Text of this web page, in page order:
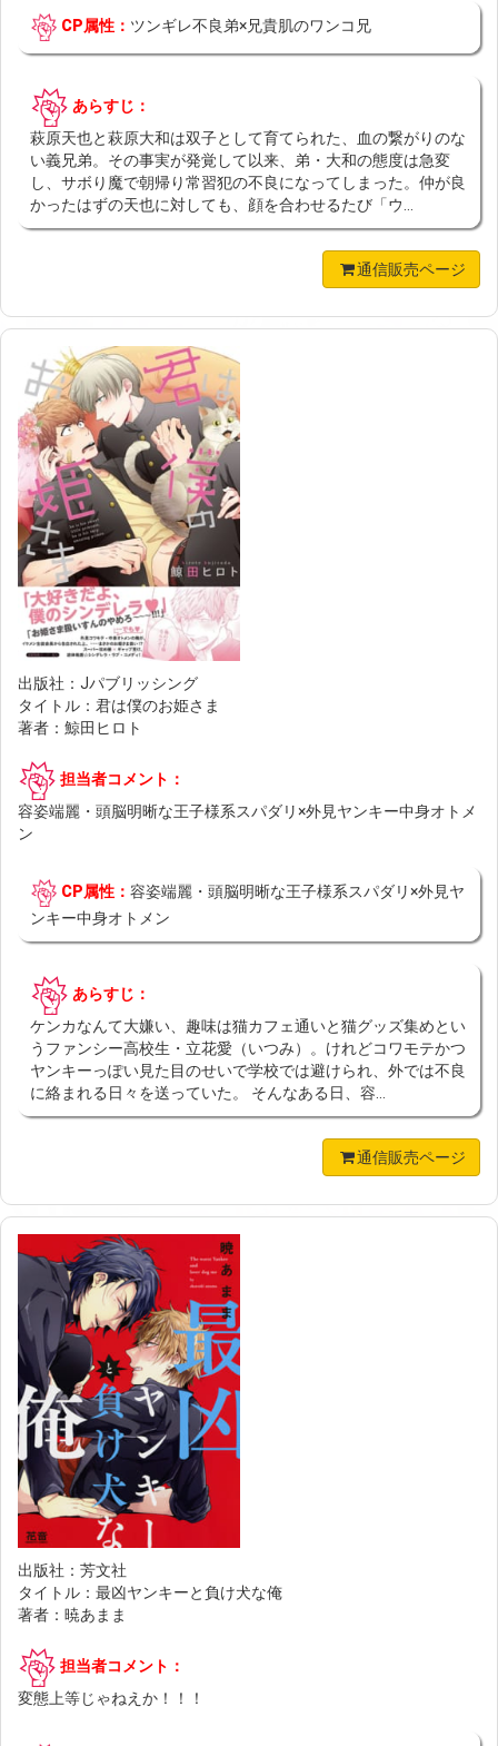
CP属性： ツンギレ不良弟×兄貴肌のワンコ兄
あらすじ：
萩原天也と萩原大和は双子として育てられた、血の繋がりのな
い義兄弟。その事実が発覚して以来、弟・大和の態度は急変
し、サボり魔で朝帰り常習犯の不良になってしまった。仲が良
かったはずの天也に対しても、顔を合わせるたび「ウ...
通信販売ページ
出版社：Jパブリッシング
タイトル：君は僕のお姫さま
著者：鯨田ヒロト
担当者コメント：
容姿端麗・頭脳明晰な王子様系スパダリ×外見ヤンキー中身オトメ
ン
CP属性： 容姿端麗・頭脳明晰な王子様系スパダリ×外見ヤ
ンキー中身オトメン
あらすじ：
ケンカなんて大嫌い、趣味は猫カフェ通いと猫グッズ集めとい
うファンシー高校生・立花愛（いつみ）。けれどコワモテかつ
ヤンキーっぽい見た目のせいで学校では避けられ、外では不良
に絡まれる日々を送っていた。 そんなある日、容...
通信販売ページ
出版社：芳文社
タイトル：最凶ヤンキーと負け犬な俺
著者：暁あまま
担当者コメント：
変態上等じゃねえか！！！